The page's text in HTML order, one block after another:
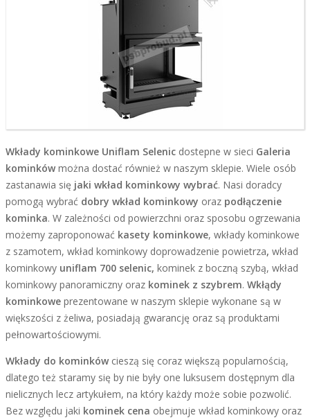
Wkłady kominkowe Uniflam Selenic dostepne w sieci Galeria
kominków można dostać również w naszym sklepie. Wiele osób
zastanawia się jaki wkład kominkowy wybrać. Nasi doradcy
pomogą wybrać dobry wkład kominkowy oraz podłączenie
kominka. W zależności od powierzchni oraz sposobu ogrzewania
możemy zaproponować kasety kominkowe, wkłady kominkowe
z szamotem, wkład kominkowy doprowadzenie powietrza, wkład
kominkowy uniflam 700 selenic, kominek z boczną szybą, wkład
kominkowy panoramiczny oraz kominek z szybrem. Wkłądy
kominkowe prezentowane w naszym sklepie wykonane są w
większości z żeliwa, posiadają gwarancję oraz są produktami
pełnowartościowymi.
Wkłady do kominków cieszą się coraz większą popularnością,
dlatego też staramy się by nie były one luksusem dostępnym dla
nielicznych lecz artykułem, na który każdy może sobie pozwolić.
Bez względu jaki kominek cena obejmuje wkład kominkowy oraz